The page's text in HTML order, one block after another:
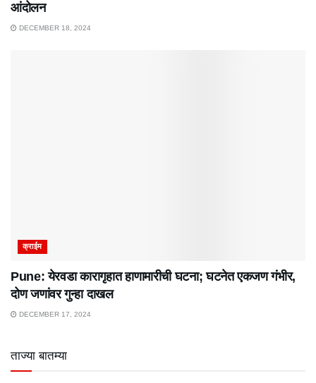
आंदोलन
DECEMBER 18, 2024
क्राईम
Pune: येरवडा कारागृहात हाणामारीची घटना; घटनेत एकजण गंभीर,
दोण जणांवर गुन्हा दाखल
DECEMBER 17, 2024
ताज्या बातम्या